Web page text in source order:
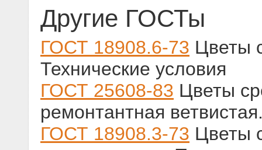
Другие ГОСТы
ГОСТ 18908.6-73 Цветы
Технические условия
ГОСТ 25608-83 Цветы
ремонтантная
ГОСТ 18908.3-73 Цветы